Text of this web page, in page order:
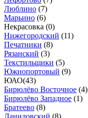
Люблино (7)
Марьино (6)
Некрасовка (0)
Нижегородский (11)
Печатники (8)
Рязанский (3)
Текстильщики (5)
Южнопортовый (9)
ЮАО(43)
Бирюлёво Восточное (4)
Бирюлёво Западное (1)
Братеево (8)
Даниловский (8)